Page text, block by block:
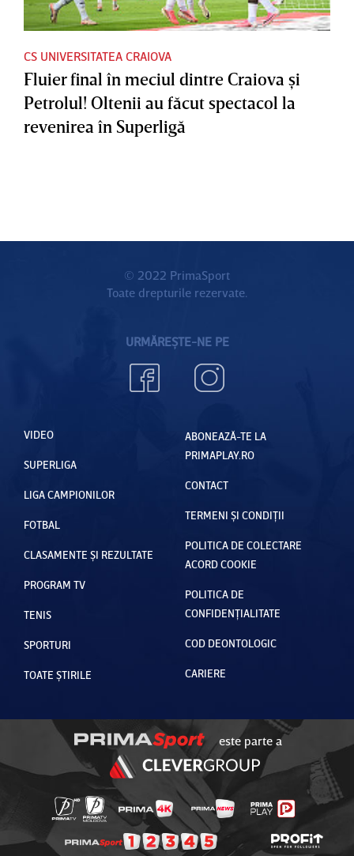
CS UNIVERSITATEA CRAIOVA
Fluier final în meciul dintre Craiova şi
Petrolul! Oltenii au făcut spectacol la
revenirea în Superligă
© 2022 PrimaSport
Toate drepturile rezervate.
URMĂREȘTE-NE PE
VIDEO
SUPERLIGA
LIGA CAMPIONILOR
FOTBAL
CLASAMENTE ȘI REZULTATE
PROGRAM TV
TENIS
SPORTURI
TOATE ȘTIRILE
ABONEAZĂ-TE LA
PRIMAPLAY.RO
CONTACT
TERMENI ȘI CONDIȚII
POLITICA DE COLECTARE
ACORD COOKIE
POLITICA DE
CONFIDENȚIALITATE
COD DEONTOLOGIC
CARIERE
este parte a